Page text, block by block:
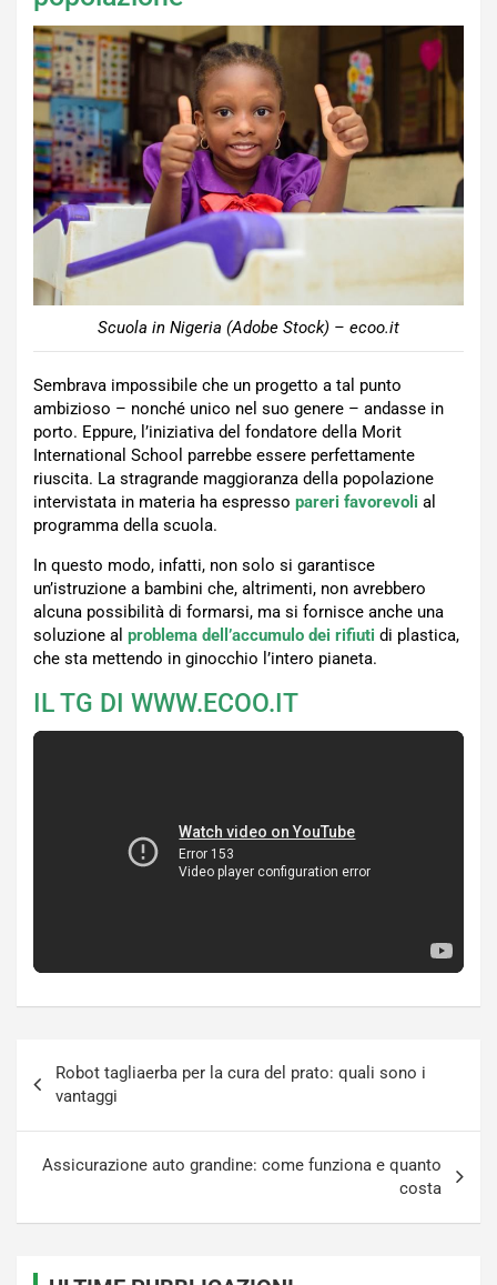
Scuola in Nigeria (Adobe Stock) – ecoo.it
Sembrava impossibile che un progetto a tal punto
ambizioso – nonché unico nel suo genere – andasse in
porto. Eppure, l’iniziativa del fondatore della Morit
International School parrebbe essere perfettamente
riuscita. La stragrande maggioranza della popolazione
intervistata in materia ha espresso pareri favorevoli al
programma della scuola.
In questo modo, infatti, non solo si garantisce
un’istruzione a bambini che, altrimenti, non avrebbero
alcuna possibilità di formarsi, ma si fornisce anche una
soluzione al problema dell’accumulo dei rifiuti di plastica,
che sta mettendo in ginocchio l’intero pianeta.
IL TG DI WWW.ECOO.IT
articoli
Robot tagliaerba per la cura del prato: quali sono i
vantaggi
Assicurazione auto grandine: come funziona e quanto
costa